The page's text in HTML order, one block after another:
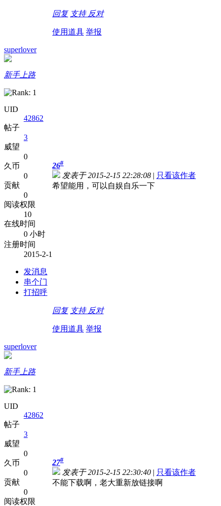
回复 支持 反对
使用道具 举报
superlover
新手上路
UID
42862
帖子
3
威望
0
久币
0
贡献
0
阅读权限
10
在线时间
0 小时
注册时间
2015-2-1
发消息
串个门
打招呼
26#
发表于 2015-2-15 22:28:08 | 只看该作者
希望能用，可以自娱自乐一下
回复 支持 反对
使用道具 举报
superlover
新手上路
UID
42862
帖子
3
威望
0
久币
0
贡献
0
阅读权限
27#
发表于 2015-2-15 22:30:40 | 只看该作者
不能下载啊，老大重新放链接啊